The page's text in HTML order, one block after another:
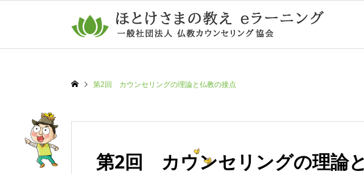
第2回 カウンセリングの理論と仏教の接点
第2回 カウンセリングの理論